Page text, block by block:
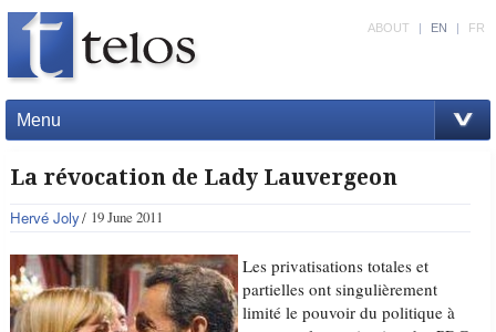
Menu
ABOUT | EN | FR
La révocation de Lady Lauvergeon
Hervé Joly 19 June 2011
Les privatisations totales et
partielles ont singulièrement
limité le pouvoir du politique à